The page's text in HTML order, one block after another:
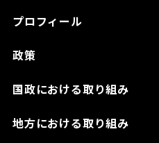
プロフィール
政策
国政における取り組み
地方における取り組み